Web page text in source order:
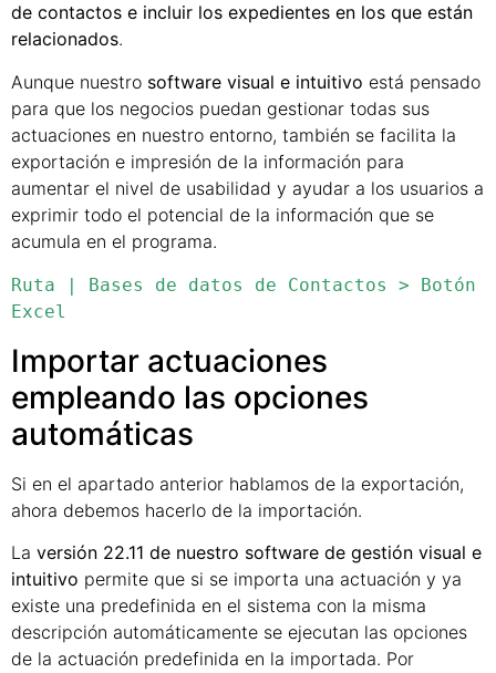
de contactos e incluir los expedientes en los que están
relacionados.
Aunque nuestro software visual e intuitivo está pensado
para que los negocios puedan gestionar todas sus
actuaciones en nuestro entorno, también se facilita la
exportación e impresión de la información para
aumentar el nivel de usabilidad y ayudar a los usuarios a
exprimir todo el potencial de la información que se
acumula en el programa.
Ruta | Bases de datos de Contactos > Botón
Excel
Importar actuaciones
empleando las opciones
automáticas
Si en el apartado anterior hablamos de la exportación,
ahora debemos hacerlo de la importación.
La versión 22.11 de nuestro software de gestión visual e
intuitivo permite que si se importa una actuación y ya
existe una predefinida en el sistema con la misma
descripción automáticamente se ejecutan las opciones
de la actuación predefinida en la importada. Por